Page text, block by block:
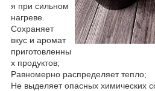
я при сильном
нагреве.
Сохраняет
вкус и аромат
приготовленны
х продуктов;
Равномерно распределяет тепло;
Не выделяет опасных химических